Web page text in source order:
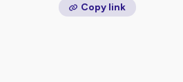
Copy link